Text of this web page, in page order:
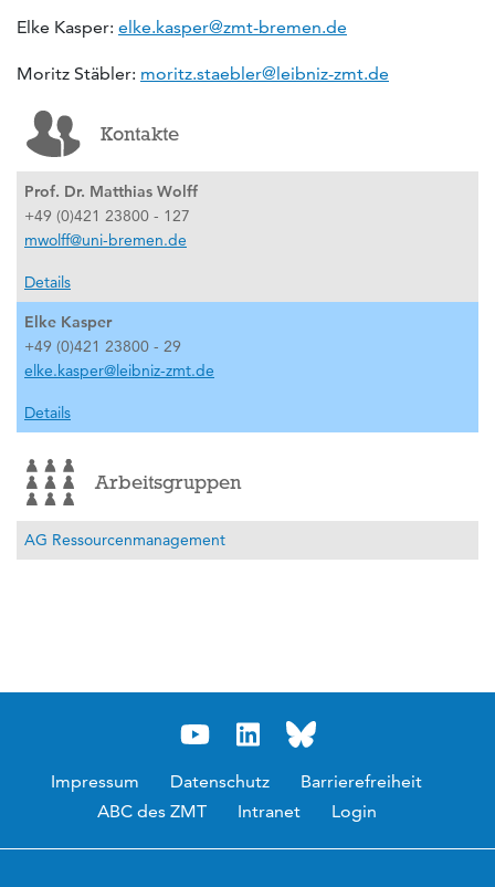
Elke Kasper: elke.kasper@zmt-bremen.de
Moritz Stäbler: moritz.staebler@leibniz-zmt.de
Kontakte
Prof. Dr. Matthias Wolff
+49 (0)421 23800 - 127
mwolff@uni-bremen.de
Details
Elke Kasper
+49 (0)421 23800 - 29
elke.kasper@leibniz-zmt.de
Details
Arbeitsgruppen
AG Ressourcenmanagement
Impressum Datenschutz
Barrierefreiheit
ABC des ZMT
Intranet Login